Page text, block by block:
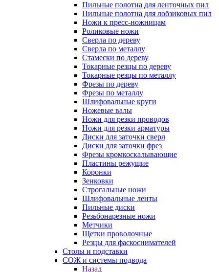
Пильные полотна для ленточных пил
Пильные полотна для лобзиковых пил
Ножи к пресс-ножницам
Роликовые ножи
Сверла по дереву
Сверла по металлу
Стамески по дереву
Токарные резцы по дереву
Токарные резцы по металлу
Фрезы по дереву
Фрезы по металлу
Шлифовальные круги
Ножевые валы
Ножи для резки проводов
Ножи для резки арматуры
Диски для заточки сверл
Диски для заточки фрез
Фрезы кромкоскалывающие
Пластины режущие
Коронки
Зенковки
Строгальные ножи
Шлифовальные ленты
Пильные диски
Резьбонарезные ножи
Метчики
Щетки проволочные
Резцы для фаскоснимателей
Столы и подставки
СОЖ и системы подвода
Назад